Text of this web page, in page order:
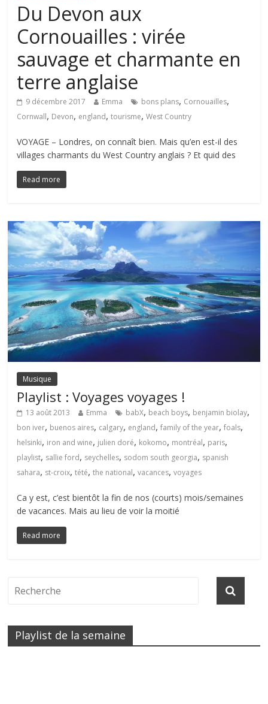
Du Devon aux
Cornouailles : virée
sauvage et charmante en
terre anglaise
9 décembre 2017 Emma bons plans, Cornouailles,
Cornwall, Devon, england,tourisme,West Country
VOYAGE – Londres, on connaît bien. Mais qu’en est-il des
villages charmants du West Country anglais ? Et quid des
Read more
Musique
Playlist : Voyages voyages !
13 août 2013 Emma babX, beach boys, benjamin biolay,
bon iver, buenos aires, calgary, england,family of the year,foals,
helsinki, iron and wine, julien doré, kokomo, montréal, paris,
playlist, sallie ford, seychelles, sodom south georgia, spanish
sahara, st-croix,tété,the national,vacances,voyages
Ca y est, c’est bientôt la fin de nos (courts) mois/semaines
de vacances. Mais au lieu de voir la moitié
Read more
Playlist de la semaine